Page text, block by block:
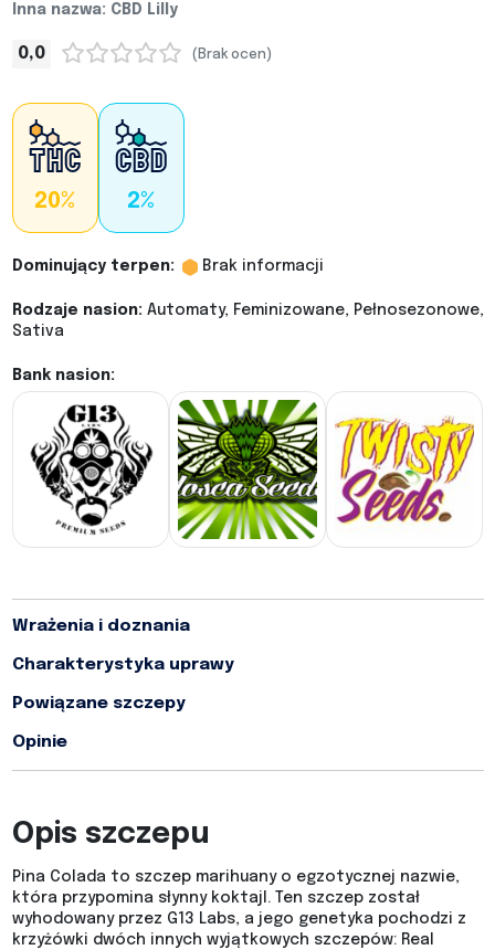
Inna nazwa: CBD Lilly
0,0 (Brak ocen)
20% 2%
Dominujący terpen: Brak informacji
Rodzaje nasion: Automaty, Feminizowane, Pełnosezonowe,
Sativa
Bank nasion:
Wrażenia i doznania
Charakterystyka uprawy
Powiązane szczepy
Opinie
Opis szczepu
Pina Colada to szczep marihuany o egzotycznej nazwie,
która przypomina słynny koktajl. Ten szczep został
wyhodowany przez G13 Labs, a jego genetyka pochodzi z
krzyżówki dwóch innych wyjątkowych szczepów: Real